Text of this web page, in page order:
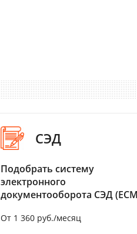
СЭД
Подобрать систему
электронного
документооборота СЭД
От 1 360 руб./месяц